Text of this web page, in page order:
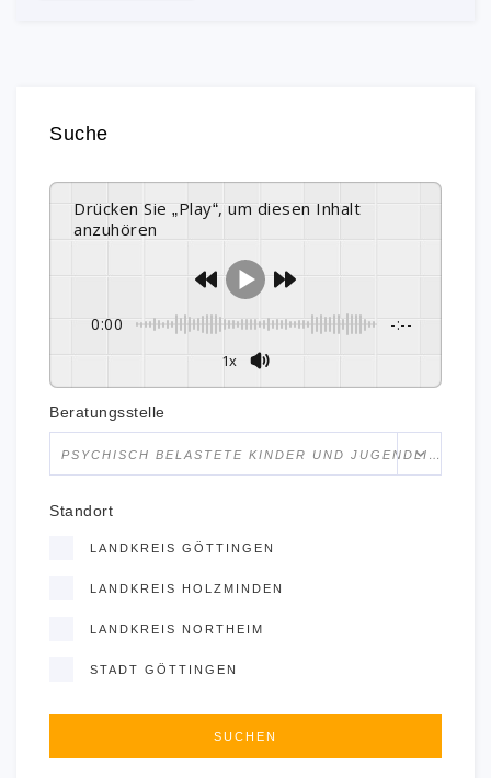
Suche
Drücken Sie „Play“, um diesen Inhalt
anzuhören
0:00 -:--
1x
Beratungsstelle
Standort
LANDKREIS GÖTTINGEN
LANDKREIS HOLZMINDEN
LANDKREIS NORTHEIM
STADT GÖTTINGEN